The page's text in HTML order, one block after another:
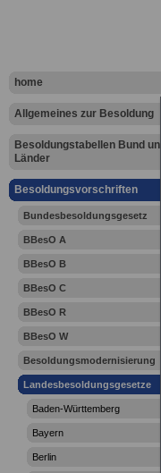
home
Allgemeines zur Besoldung
Besoldungstabellen Bund und
Länder
Besoldungsvorschriften
Bundesbesoldungsgesetz
BBesO A
BBesO B
BBesO C
BBesO R
BBesO W
Besoldungsmodernisierung
Landesbesoldungsgesetze
Baden-Württemberg
Bayern
Berlin